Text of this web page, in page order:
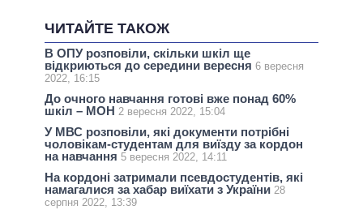
ЧИТАЙТЕ ТАКОЖ
В ОПУ розповіли, скільки шкіл ще
відкриються до середини вересня 6 вересня
2022, 16:15
До очного навчання готові вже понад 60%
шкіл – МОН 2 вересня 2022, 15:04
У МВС розповіли, які документи потрібні
чоловікам-студентам для виїзду за кордон
на навчання 5 вересня 2022, 14:11
На кордоні затримали псевдостудентів, які
намагалися за хабар виїхати з України 28
серпня 2022, 13:39